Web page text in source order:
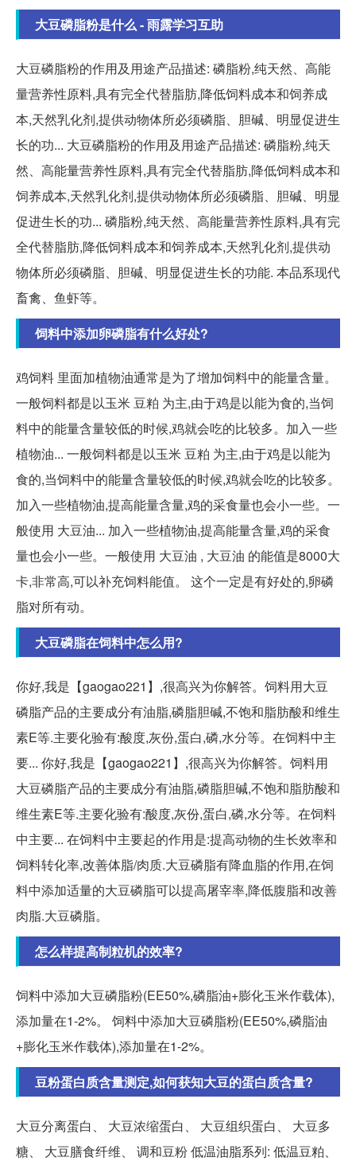
大豆磷脂粉是什么 - 雨露学习互助
大豆磷脂粉的作用及用途产品描述: 磷脂粉,纯天然、高能
量营养性原料,具有完全代替脂肪,降低饲料成本和饲养成
本,天然乳化剂,提供动物体所必须磷脂、胆碱、明显促进生
长的功... 大豆磷脂粉的作用及用途产品描述: 磷脂粉,纯天
然、高能量营养性原料,具有完全代替脂肪,降低饲料成本和
饲养成本,天然乳化剂,提供动物体所必须磷脂、胆碱、明显
促进生长的功... 磷脂粉,纯天然、高能量营养性原料,具有完
全代替脂肪,降低饲料成本和饲养成本,天然乳化剂,提供动
物体所必须磷脂、胆碱、明显促进生长的功能. 本品系现代
畜禽、鱼虾等。
饲料中添加卵磷脂有什么好处?
鸡饲料 里面加植物油通常是为了增加饲料中的能量含量。
一般饲料都是以玉米 豆粕 为主,由于鸡是以能为食的,当饲
料中的能量含量较低的时候,鸡就会吃的比较多。加入一些
植物油... 一般饲料都是以玉米 豆粕 为主,由于鸡是以能为
食的,当饲料中的能量含量较低的时候,鸡就会吃的比较多。
加入一些植物油,提高能量含量,鸡的采食量也会小一些。一
般使用 大豆油... 加入一些植物油,提高能量含量,鸡的采食
量也会小一些。一般使用 大豆油 , 大豆油 的能值是8000大
卡,非常高,可以补充饲料能值。 这个一定是有好处的,卵磷
脂对所有动。
大豆磷脂在饲料中怎么用?
你好,我是【gaogao221】,很高兴为你解答。饲料用大豆
磷脂产品的主要成分有油脂,磷脂胆碱,不饱和脂肪酸和维生
素E等.主要化验有:酸度,灰份,蛋白,磷,水分等。在饲料中主
要... 你好,我是【gaogao221】,很高兴为你解答。饲料用
大豆磷脂产品的主要成分有油脂,磷脂胆碱,不饱和脂肪酸和
维生素E等.主要化验有:酸度,灰份,蛋白,磷,水分等。在饲料
中主要... 在饲料中主要起的作用是:提高动物的生长效率和
饲料转化率,改善体脂/肉质.大豆磷脂有降血脂的作用,在饲
料中添加适量的大豆磷脂可以提高屠宰率,降低腹脂和改善
肉脂.大豆磷脂。
怎么样提高制粒机的效率?
饲料中添加大豆磷脂粉(EE50%,磷脂油+膨化玉米作载体),
添加量在1-2%。 饲料中添加大豆磷脂粉(EE50%,磷脂油
+膨化玉米作载体),添加量在1-2%。
豆粉蛋白质含量测定,如何获知大豆的蛋白质含量?
大豆分离蛋白、 大豆浓缩蛋白、 大豆组织蛋白、 大豆多
糖、 大豆膳食纤维、 调和豆粉 低温油脂系列: 低温豆粕、